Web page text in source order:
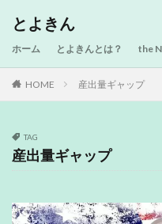
とよきん
ホーム とよきんとは？ the
HOME 産出量ギャップ
TAG
産出量ギャップ